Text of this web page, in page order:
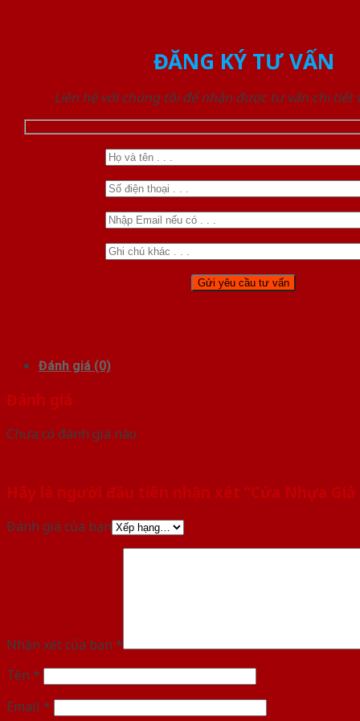
ĐĂNG KÝ TƯ VẤN
Liên hệ với chúng tôi để nhận được tư vấn chi tiết
Đánh giá (0)
Đánh giá
Chưa có đánh giá nào.
Hãy là người đầu tiên nhận xét “Cửa Nhựa Giả
Đánh giá của bạn
Nhận xét của bạn *
Tên *
Email *